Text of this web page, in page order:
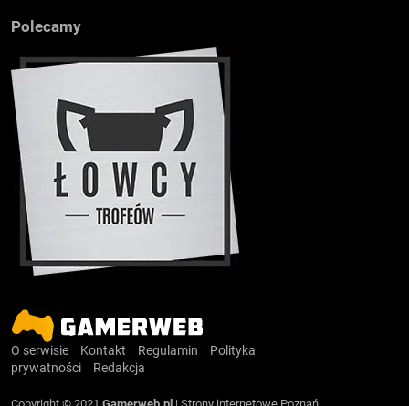
Polecamy
O serwisie Kontakt Regulamin
Polityka
prywatności
Redakcja